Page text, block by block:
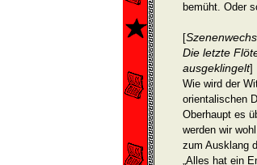
bemüht. Oder
[
Die letzte
ausgeklingelt]
Wie wird der
orientalischen
Oberhaupt es
werden wir
zum Ausklang
„Alles hat ein